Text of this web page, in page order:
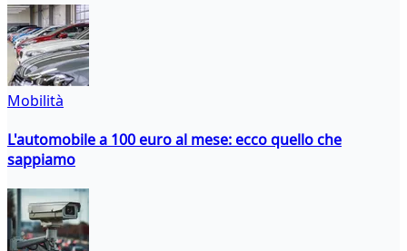
Mobilità
L'automobile a 100 euro al mese: ecco quello che
sappiamo